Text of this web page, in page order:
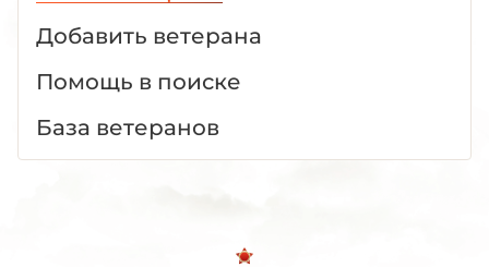
Добавить ветерана
Помощь в поиске
База ветеранов